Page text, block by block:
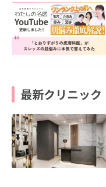
最新クリニック